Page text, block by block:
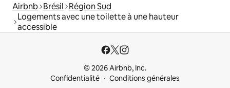
Airbnb Brésil Région Sud
Logements avec une toilette à une hauteur
accessible
© 2026 Airbnb, Inc.
Confidentialité
Conditions générales